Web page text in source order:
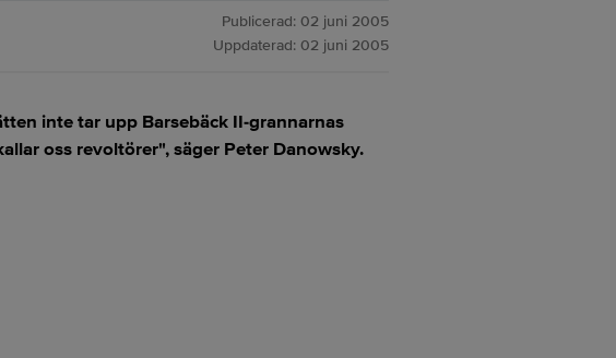
Publicerad: 02 juni 2005
Uppdaterad: 02 juni 2005
inte tar upp Barsebäck II-grannarnas
oss revoltörer", säger Peter Danowsky.